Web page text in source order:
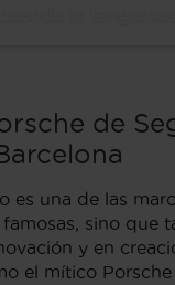
de
es una de las
sino que
y en
el mítico Porsche